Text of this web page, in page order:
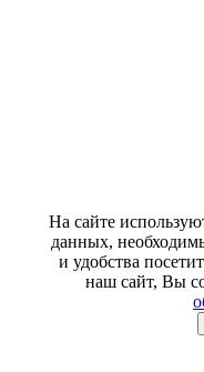
На сайте
данных,
и удобства
наш сайт, Вы